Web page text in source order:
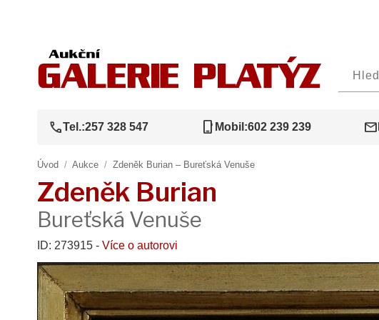
callTel.:257 328 547 phone_iphone Mobil:602 239 239 mail
Úvod / Aukce / Zdeněk Burian – Bureťská Venuše
Zdeněk Burian
Bureťská Venuše
ID: 273915 - Více o autorovi